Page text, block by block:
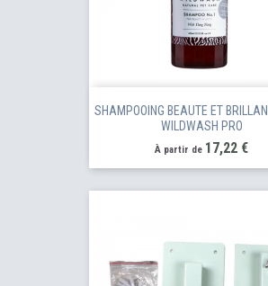
SHAMPOOING BEAUTE ET
WILDWASH PRO
À partir de Prix
17,22 €